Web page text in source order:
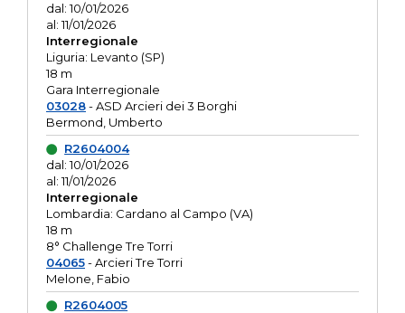
dal: 10/01/2026
al: 11/01/2026
Interregionale
Liguria: Levanto (SP)
18 m
Gara Interregionale
03028- ASD Arcieri dei 3 Borghi
Bermond, Umberto
R2604004
dal: 10/01/2026
al: 11/01/2026
Interregionale
Lombardia: Cardano al Campo (VA)
18 m
8° Challenge Tre Torri
04065- Arcieri Tre Torri
Melone, Fabio
R2604005